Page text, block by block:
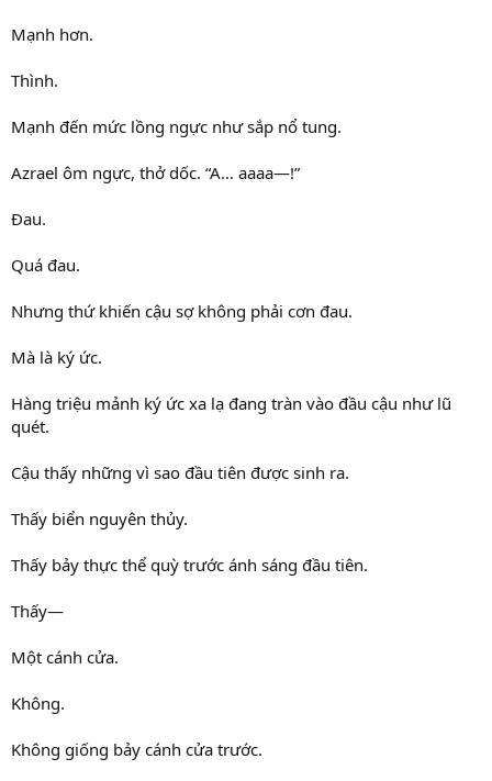
Mạnh hơn.
Thình.
Mạnh đến mức lồng ngực như sắp nổ tung.
Azrael ôm ngực, thở dốc. “A… aaaa—!”
Đau.
Quá đau.
Nhưng thứ khiến cậu sợ không phải cơn đau.
Mà là ký ức.
Hàng triệu mảnh ký ức xa lạ đang tràn vào đầu cậu như lũ
quét.
Cậu thấy những vì sao đầu tiên được sinh ra.
Thấy biển nguyên thủy.
Thấy bảy thực thể quỳ trước ánh sáng đầu tiên.
Thấy—
Một cánh cửa.
Không.
Không giống bảy cánh cửa trước.